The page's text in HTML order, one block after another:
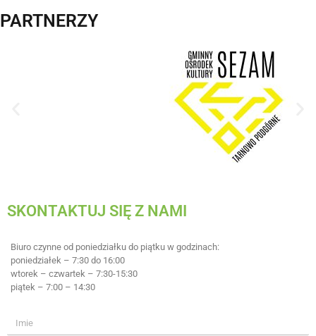
PARTNERZY
SKONTAKTUJ SIĘ Z NAMI
Biuro czynne od poniedziałku do piątku w godzinach:
poniedziałek – 7:30 do 16:00
wtorek – czwartek – 7:30-15:30
piątek – 7:00 – 14:30